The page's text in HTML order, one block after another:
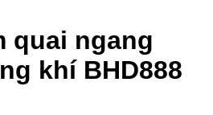
quai ngang
khí BHD888